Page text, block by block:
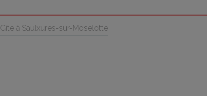
Gîte à Saulxures-sur-Moselotte